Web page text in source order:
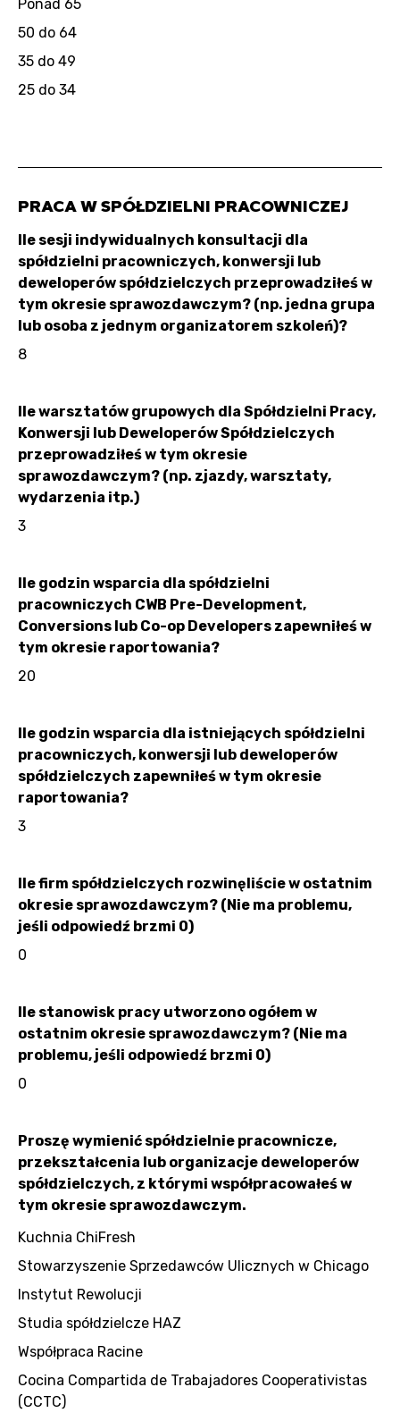
Ponad 65
50 do 64
35 do 49
25 do 34
PRACA W SPÓŁDZIELNI PRACOWNICZEJ
Ile sesji indywidualnych konsultacji dla
spółdzielni pracowniczych, konwersji lub
deweloperów spółdzielczych przeprowadziłeś w
tym okresie sprawozdawczym? (np. jedna grupa
lub osoba z jednym organizatorem szkoleń)?
8
Ile warsztatów grupowych dla Spółdzielni Pracy,
Konwersji lub Deweloperów Spółdzielczych
przeprowadziłeś w tym okresie
sprawozdawczym? (np. zjazdy, warsztaty,
wydarzenia itp.)
3
Ile godzin wsparcia dla spółdzielni
pracowniczych CWB Pre-Development,
Conversions lub Co-op Developers zapewniłeś w
tym okresie raportowania?
20
Ile godzin wsparcia dla istniejących spółdzielni
pracowniczych, konwersji lub deweloperów
spółdzielczych zapewniłeś w tym okresie
raportowania?
3
Ile firm spółdzielczych rozwinęliście w ostatnim
okresie sprawozdawczym? (Nie ma problemu,
jeśli odpowiedź brzmi 0)
0
Ile stanowisk pracy utworzono ogółem w
ostatnim okresie sprawozdawczym? (Nie ma
problemu, jeśli odpowiedź brzmi 0)
0
Proszę wymienić spółdzielnie pracownicze,
przekształcenia lub organizacje deweloperów
spółdzielczych, z którymi współpracowałeś w
tym okresie sprawozdawczym.
Kuchnia ChiFresh
Stowarzyszenie Sprzedawców Ulicznych w Chicago
Instytut Rewolucji
Studia spółdzielcze HAZ
Współpraca Racine
Cocina Compartida de Trabajadores Cooperativistas
(CCTC)